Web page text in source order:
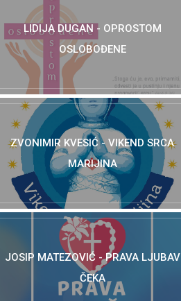
LIDIJA DUGAN - OPROSTOM
OSLOBOĐENE
ZVONIMIR KVESIĆ - VIKEND SRCA
MARIJINA
JOSIP MATEZOVIĆ - PRAVA LJUBAV
ČEKA